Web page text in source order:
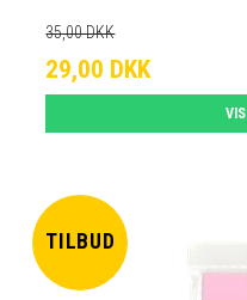
35,00 DKK
29,00 DKK
TILBUD